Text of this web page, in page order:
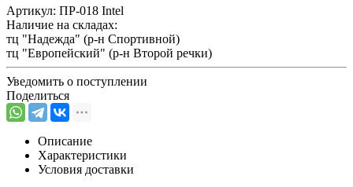
Артикул: ПР-018 Intel
Наличие на складах:
тц "Надежда" (р-н Спортивной)
тц "Европейский" (р-н Второй речки)
Уведомить о поступлении
Поделиться
Описание
Характеристики
Условия доставки